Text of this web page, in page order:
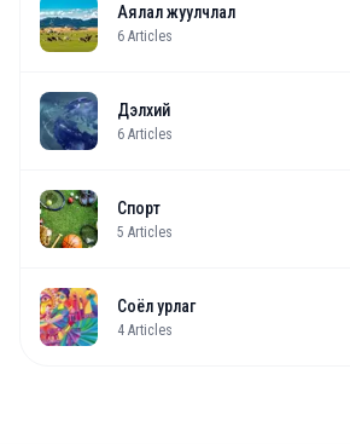
Аялал жуулчлал
6 Articles
Дэлхий
6 Articles
Спорт
5 Articles
Соёл урлаг
4 Articles